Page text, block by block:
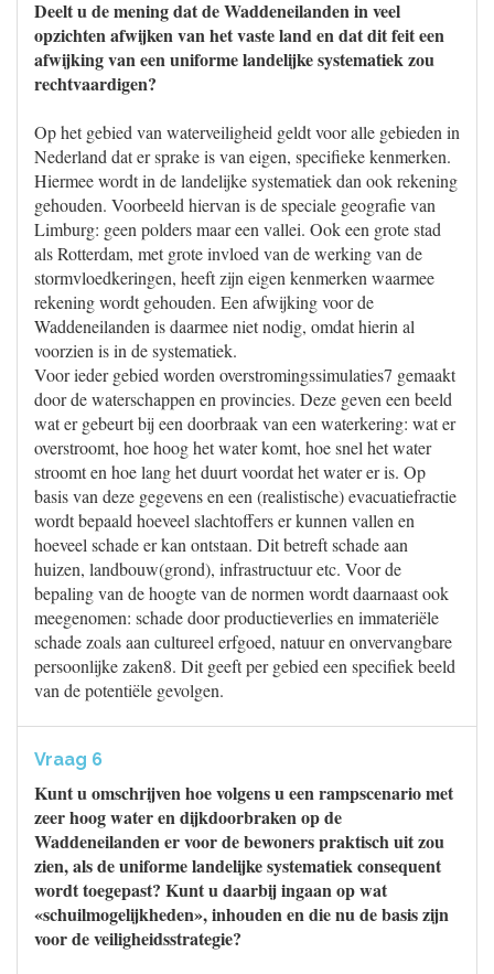
Deelt u de mening dat de Waddeneilanden in veel
opzichten afwijken van het vaste land en dat dit feit een
afwijking van een uniforme landelijke systematiek zou
rechtvaardigen?
Op het gebied van waterveiligheid geldt voor alle gebieden in
Nederland dat er sprake is van eigen, specifieke kenmerken.
Hiermee wordt in de landelijke systematiek dan ook rekening
gehouden. Voorbeeld hiervan is de speciale geografie van
Limburg: geen polders maar een vallei. Ook een grote stad
als Rotterdam, met grote invloed van de werking van de
stormvloedkeringen, heeft zijn eigen kenmerken waarmee
rekening wordt gehouden. Een afwijking voor de
Waddeneilanden is daarmee niet nodig, omdat hierin al
voorzien is in de systematiek.
Voor ieder gebied worden overstromingssimulaties7 gemaakt
door de waterschappen en provincies. Deze geven een beeld
wat er gebeurt bij een doorbraak van een waterkering: wat er
overstroomt, hoe hoog het water komt, hoe snel het water
stroomt en hoe lang het duurt voordat het water er is. Op
basis van deze gegevens en een (realistische) evacuatiefractie
wordt bepaald hoeveel slachtoffers er kunnen vallen en
hoeveel schade er kan ontstaan. Dit betreft schade aan
huizen, landbouw(grond), infrastructuur etc. Voor de
bepaling van de hoogte van de normen wordt daarnaast ook
meegenomen: schade door productieverlies en immateriële
schade zoals aan cultureel erfgoed, natuur en onvervangbare
persoonlijke zaken8. Dit geeft per gebied een specifiek beeld
van de potentiële gevolgen.
Vraag 6
Kunt u omschrijven hoe volgens u een rampscenario met
zeer hoog water en dijkdoorbraken op de
Waddeneilanden er voor de bewoners praktisch uit zou
zien, als de uniforme landelijke systematiek consequent
wordt toegepast? Kunt u daarbij ingaan op wat
«schuilmogelijkheden», inhouden en die nu de basis zijn
voor de veiligheidsstrategie?